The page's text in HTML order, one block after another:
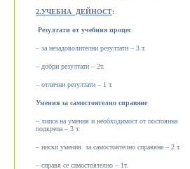
2.УЧЕБНА ДЕЙНОСТ:
Резултати от учебния процес
– за незадоволителни резултати – 3 т.
– добри резултати – 2т.
– отлични резултати – 1 т.
Умения за самостоятелно справяне
– липса на умения и необходимост от постоянна
подкрепа – 3 т.
– ниски умения за самостоятелно справяне – 2 т.
– справя се самостоятелно – 1т.